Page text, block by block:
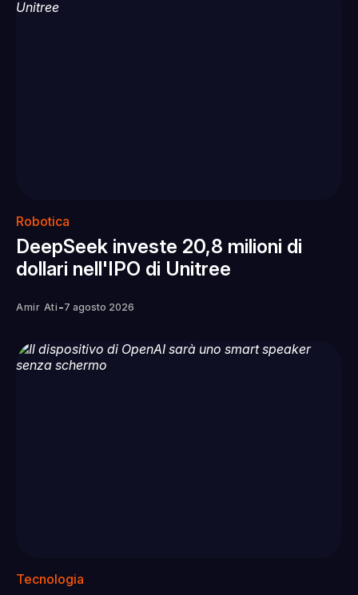
Robotica
DeepSeek investe 20,8 milioni di
dollari nell'IPO di Unitree
Amir Ati -7 agosto 2026
Tecnologia